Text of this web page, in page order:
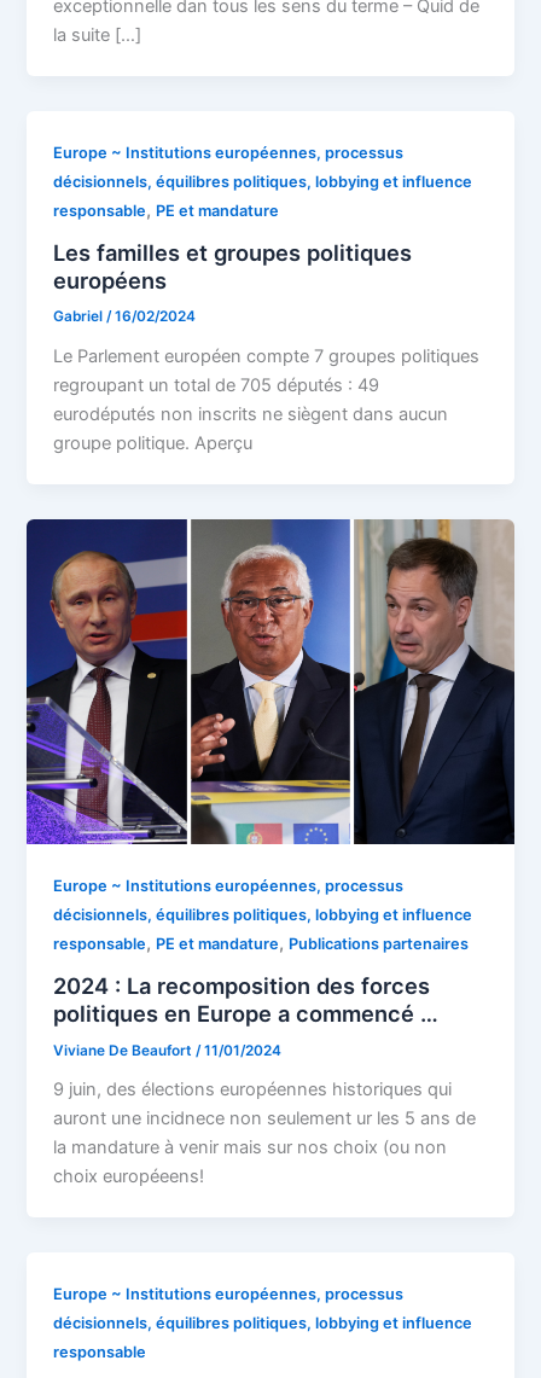
exceptionnelle dan tous les sens du terme – Quid de
la suite […]
Europe ~ Institutions européennes, processus
décisionnels, équilibres politiques, lobbying et influence
responsable, PE et mandature
Les familles et groupes politiques
européens
Gabriel/16/02/2024
Le Parlement européen compte 7 groupes politiques
regroupant un total de 705 députés : 49
eurodéputés non inscrits ne siègent dans aucun
groupe politique. Aperçu
Europe ~ Institutions européennes, processus
décisionnels, équilibres politiques, lobbying et influence
responsable, PE et mandature, Publications partenaires
2024 : La recomposition des forces
politiques en Europe a commencé …
Viviane De Beaufort /11/01/2024
9 juin, des élections européennes historiques qui
auront une incidnece non seulement ur les 5 ans de
la mandature à venir mais sur nos choix (ou non
choix européeens!
Europe ~ Institutions européennes, processus
décisionnels, équilibres politiques, lobbying et influence
responsable